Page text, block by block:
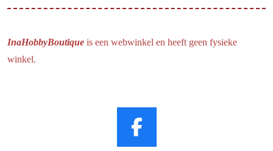
InaHobbyBoutique is een webwinkel en heeft geen fysieke
winkel.
F